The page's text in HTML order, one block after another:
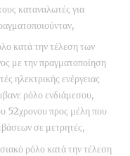
καταναλωτές για
κατά την τέλεση των
με την πραγματοποίηση
ηλεκτρικής ενέργειας
ρόλο ενδιάμεσου,
52χρονου προς μέλη που
σε μετρητές,
ρόλο κατά την τέλεση